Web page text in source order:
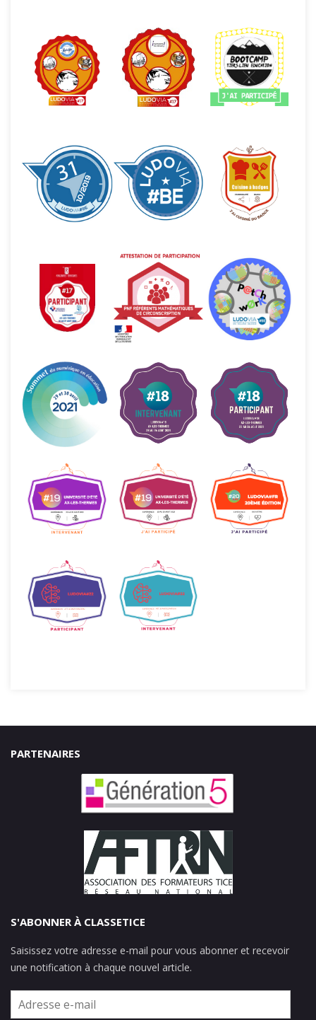
PARTENAIRES
S'ABONNER À CLASSETICE
Saisissez votre adresse e-mail pour vous abonner et recevoir
une notification à chaque nouvel article.
Adresse
e-